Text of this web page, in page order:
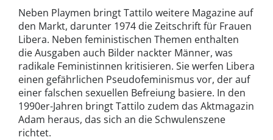
Neben Playmen bringt Tattilo weitere Magazine auf
den Markt, darunter 1974 die Zeitschrift für Frauen
Libera. Neben feministischen Themen enthalten
die Ausgaben auch Bilder nackter Männer, was
radikale Feministinnen kritisieren. Sie werfen Libera
einen gefährlichen Pseudofeminismus vor, der auf
einer falschen sexuellen Befreiung basiere. In den
1990er-Jahren bringt Tattilo zudem das Aktmagazin
Adam heraus, das sich an die Schwulenszene
richtet.